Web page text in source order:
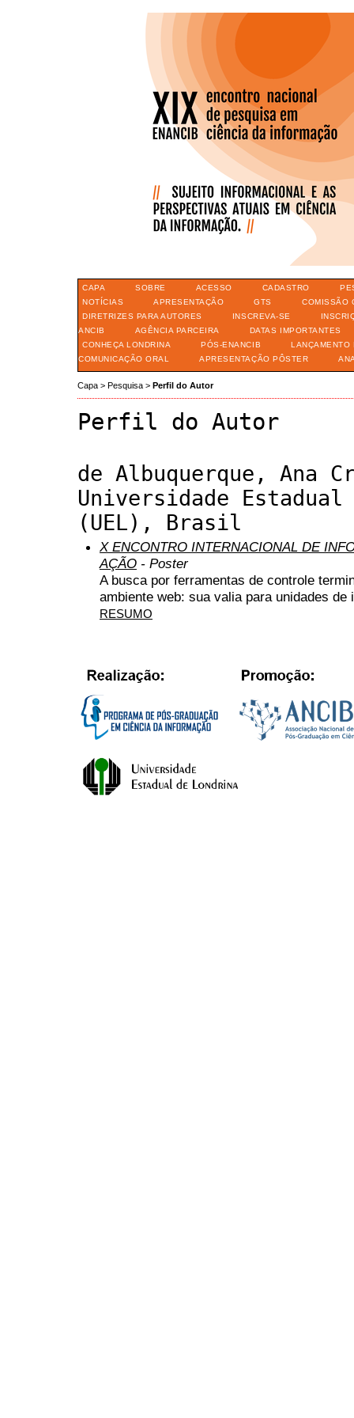
CAPA SOBRE ACESSO CADASTRO
NOTÍCIAS
APRESENTAÇÃO GTS
COMISSÃO
DIRETRIZES PARA AUTORES
INSCREVA-SE
ANCIB
AGÊNCIA PARCEIRA
DATAS IMPORTANTES
CONHEÇA LONDRINA
PÓS-ENANCIB
LANÇAMENTO
COMUNICAÇÃO ORAL
APRESENTAÇÃO PÔSTER
Capa > Pesquisa > Perfil do Autor
Perfil do Autor
de Albuquerque, Ana
Universidade
(UEL), Brasil
X ENCONTRO INTERNACIONAL DE
AÇÃO - Poster
A busca por ferramentas de controle
ambiente web: sua valia para unidades de
RESUMO